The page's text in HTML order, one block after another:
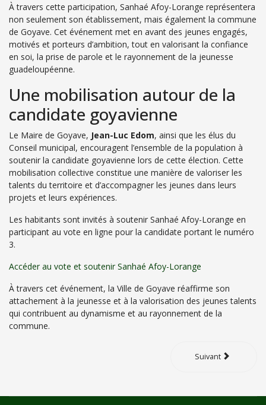
À travers cette participation, Sanhaé Afoy-Lorange représentera
non seulement son établissement, mais également la commune
de Goyave. Cet événement met en avant des jeunes engagés,
motivés et porteurs d’ambition, tout en valorisant la confiance
en soi, la prise de parole et le rayonnement de la jeunesse
guadeloupéenne.
Une mobilisation autour de la
candidate goyavienne
Le Maire de Goyave, Jean-Luc Edom, ainsi que les élus du
Conseil municipal, encouragent l’ensemble de la population à
soutenir la candidate goyavienne lors de cette élection. Cette
mobilisation collective constitue une manière de valoriser les
talents du territoire et d’accompagner les jeunes dans leurs
projets et leurs expériences.
Les habitants sont invités à soutenir Sanhaé Afoy-Lorange en
participant au vote en ligne pour la candidate portant le numéro
3.
Accéder au vote et soutenir Sanhaé Afoy-Lorange
À travers cet événement, la Ville de Goyave réaffirme son
attachement à la jeunesse et à la valorisation des jeunes talents
qui contribuent au dynamisme et au rayonnement de la
commune.
Suivant